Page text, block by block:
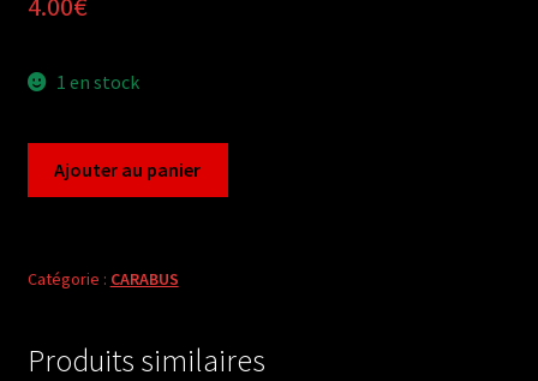
1 en stock
auronitens
A1)
Ajouter au panier
Catégorie : CARABUS
Produits similaires